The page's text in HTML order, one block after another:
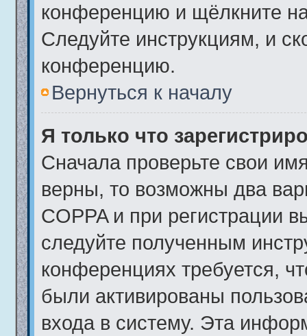
конференцию и щёлкните
Следуйте инструкциям, и
конференцию.
Вернуться к началу
Я только что
Сначала проверьте свои
верны, то возможны два
COPPA и при регистрации
следуйте полученным
конференциях требуется,
были активированы
входа в систему. Эта